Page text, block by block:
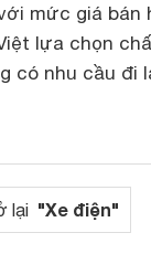
mức giá bán
lựa chọn
có nhu cầu đi
lại "Xe điện"